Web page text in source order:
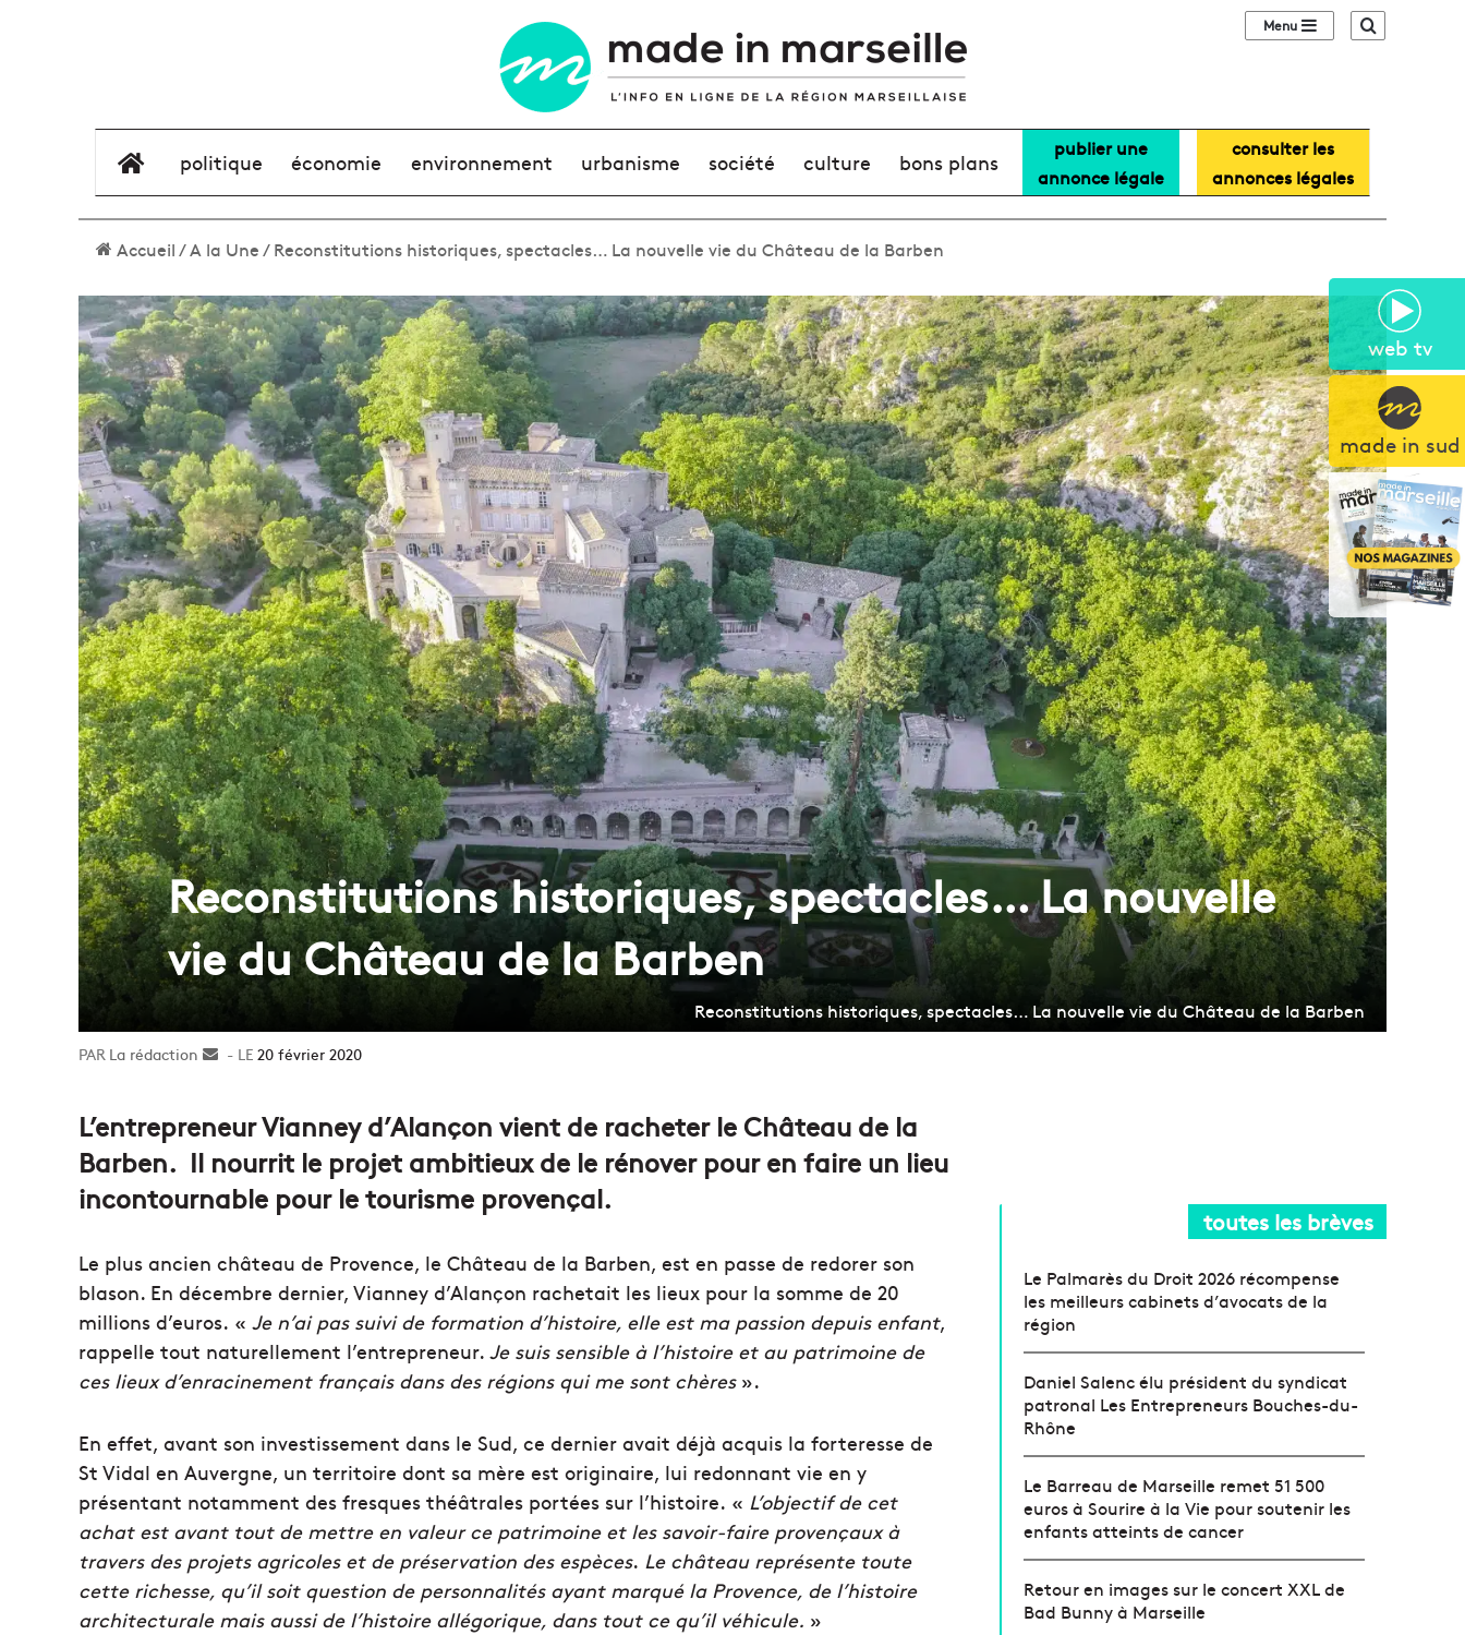
web tv
made in sud
Sidebar (barre
élément de menu
politique économie environnement urbanisme société culture bons plans
publier une
annonce légale
consulter les
annonces légales
Accueil/A la Une/Reconstitutions historiques, spectacles… La nouvelle vie du Château de la Barben
Reconstitutions historiques, spectacles… La nouvelle
vie du Château de la Barben
Reconstitutions historiques, spectacles… La nouvelle vie du Château de la Barben
La rédaction
Envoyer20 février 2020
L’entrepreneur Vianney d’Alançon vient de racheter le Château de la
Barben. Il nourrit le projet ambitieux de le rénover pour en faire un lieu
incontournable pour le tourisme provençal.
Le plus ancien château de Provence, le Château de la Barben, est en passe de redorer son
blason. En décembre dernier, Vianney d’Alançon rachetait les lieux pour la somme de 20
millions d’euros. « Je n’ai pas suivi de formation d’histoire, elle est ma passion depuis enfant,
rappelle tout naturellement l’entrepreneur. Je suis sensible à l’histoire et au patrimoine de
ces lieux d’enracinement français dans des régions qui me sont chères».
En effet, avant son investissement dans le Sud, ce dernier avait déjà acquis la forteresse de
St Vidal en Auvergne, un territoire dont sa mère est originaire, lui redonnant vie en y
présentant notamment des fresques théâtrales portées sur l’histoire. « L’objectif de cet
achat est avant tout de mettre en valeur ce patrimoine et les savoir-faire provençaux à
travers des projets agricoles et de préservation des espèces. Le château représente toute
cette richesse, qu’il soit question de personnalités ayant marqué la Provence, de l’histoire
architecturale mais aussi de l’histoire allégorique, dans tout ce qu’il véhicule. »
toutes les brèves
Le Palmarès du Droit 2026 récompense
les meilleurs cabinets d’avocats de la
région
Daniel Salenc élu président du syndicat
patronal Les Entrepreneurs Bouches-du-
Rhône
Le Barreau de Marseille remet 51 500
euros à Sourire à la Vie pour soutenir les
enfants atteints de cancer
Retour en images sur le concert XXL de
Bad Bunny à Marseille